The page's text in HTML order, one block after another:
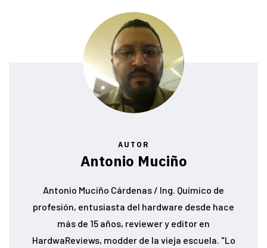
AUTOR
Antonio Muciño
Antonio Muciño Cárdenas / Ing. Químico de
profesión, entusiasta del hardware desde hace
más de 15 años, reviewer y editor en
HardwaReviews, modder de la vieja escuela. "Lo